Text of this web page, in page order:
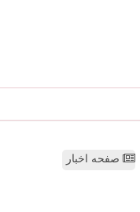
صفحه اخبار